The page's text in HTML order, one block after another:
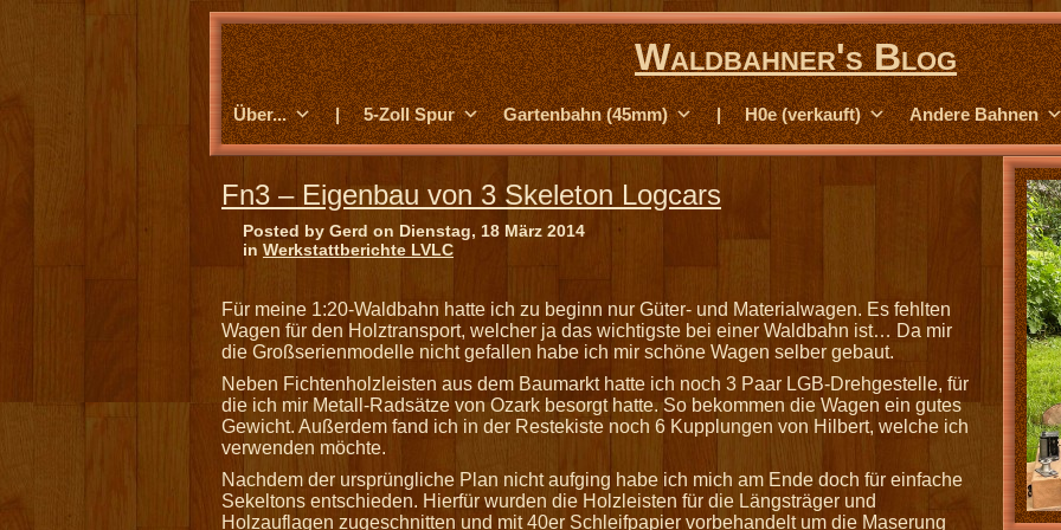
Waldbahner's Blog
Über... | 5-Zoll Spur Gartenbahn (45mm) | H0e (verkauft) Andere Bahnen
Fn3 – Eigenbau von 3 Skeleton Logcars
Posted by Gerd on Dienstag, 18 März 2014
in Werkstattberichte LVLC
Für meine 1:20-Waldbahn hatte ich zu beginn nur Güter- und Materialwagen. Es fehlten
Wagen für den Holztransport, welcher ja das wichtigste bei einer Waldbahn ist… Da mir
die Großserienmodelle nicht gefallen habe ich mir schöne Wagen selber gebaut.
Neben Fichtenholzleisten aus dem Baumarkt hatte ich noch 3 Paar LGB-Drehgestelle, für
die ich mir Metall-Radsätze von Ozark besorgt hatte. So bekommen die Wagen ein gutes
Gewicht. Außerdem fand ich in der Restekiste noch 6 Kupplungen von Hilbert, welche ich
verwenden möchte.
Nachdem der ursprüngliche Plan nicht aufging habe ich mich am Ende doch für einfache
Sekeltons entschieden. Hierfür wurden die Holzleisten für die Längsträger und
Holzauflagen zugeschnitten und mit 40er Schleifpapier vorbehandelt um die Maserung